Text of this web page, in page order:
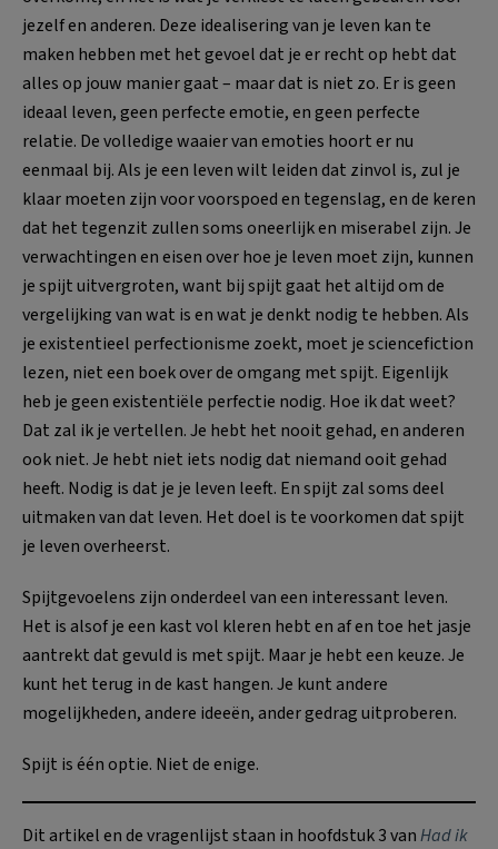
jezelf en anderen. Deze idealisering van je leven kan te
maken hebben met het gevoel dat je er recht op hebt dat
alles op jouw manier gaat – maar dat is niet zo. Er is geen
ideaal leven, geen perfecte emotie, en geen perfecte
relatie. De volledige waaier van emoties hoort er nu
eenmaal bij. Als je een leven wilt leiden dat zinvol is, zul je
klaar moeten zijn voor voorspoed en tegenslag, en de keren
dat het tegenzit zullen soms oneerlijk en miserabel zijn. Je
verwachtingen en eisen over hoe je leven moet zijn, kunnen
je spijt uitvergroten, want bij spijt gaat het altijd om de
vergelijking van wat is en wat je denkt nodig te hebben. Als
je existentieel perfectionisme zoekt, moet je sciencefiction
lezen, niet een boek over de omgang met spijt. Eigenlijk
heb je geen existentiële perfectie nodig. Hoe ik dat weet?
Dat zal ik je vertellen. Je hebt het nooit gehad, en anderen
ook niet. Je hebt niet iets nodig dat niemand ooit gehad
heeft. Nodig is dat je je leven leeft. En spijt zal soms deel
uitmaken van dat leven. Het doel is te voorkomen dat spijt
je leven overheerst.
Spijtgevoelens zijn onderdeel van een interessant leven.
Het is alsof je een kast vol kleren hebt en af en toe het jasje
aantrekt dat gevuld is met spijt. Maar je hebt een keuze. Je
kunt het terug in de kast hangen. Je kunt andere
mogelijkheden, andere ideeën, ander gedrag uitproberen.
Spijt is één optie. Niet de enige.
Dit artikel en de vragenlijst staan in hoofdstuk 3 vanHad ik